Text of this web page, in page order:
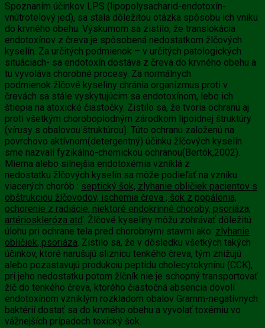
Spoznaním účinkov LPS (lipopolysacharid-endotoxín-
vnútrotelový jed), sa stala dôležitou otázka spôsobu ich vniku
do krvného obehu. Výskumom sa zistilo, že translokácia
endotoxínov z čreva je spôsobená nedostatkom žlčových
kyselín. Za určitých podmienok – v určitých patologických
situáciach- sa endotoxín dostáva z čreva do krvného obehu a
tu vyvoláva chorobné procesy. Za normálnych
podmienok žlčové kyseliny chránia organizmus proti v
črevách sa stále vyskytujúcim sa endotoxínom, lebo ich
štiepia na atoxické čiastočky. Zistilo sa, že tvoria ochranu aj
proti všetkým choroboplodným zárodkom lipoidnej štruktúry
(vírusy s obalovou štruktúrou). Túto ochranu založenú na
povrchovo aktívnom(detergentný) účinku žlčových kyselín
sme nazvali fyzikálno-chemickou ochranou(Bertók,2002).
Mierna alebo silnejšia endotoxémia vzniklá z
nedostatku žlčových kyselín sa môže podieľať na vzniku
viacerých chorôb : septický šok, zlyhanie obličiek pacientov s
obštrukciou žlčovodov, ischemia čreva , šok z popálenia,
ochorenie z radiácie, niektoré endokrinné choroby, psoriáza,
artérioskleróza atď. Žlčové kyseliny môžu zohrávať dôležitú
úlohu pri ochrane tela pred chorobnými stavmi ako: zlyhanie
obličiek, psoriáza. Zistilo sa, že v dôsledku všetkých takých
účinkov, ktoré narušujú sliznicu tenkého čreva, tým znižujú
alebo pozastavujú produkciu peptidu cholecytokynínu (CCK),
pri jeho nedostatku potom žlčník nie je schopný transportovať
žlč do tenkého čreva, ktorého čiastočná absencia dovolí
endotoxínom vzniklým rozkladom obalov Gramm-negatívnych
baktérií dostať sa do krvného obehu a vyvolať toxémiu vo
vážnejších prípadoch toxický šok.